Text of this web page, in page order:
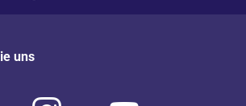
uns